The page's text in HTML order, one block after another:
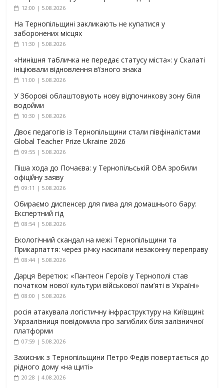
12:00 | 5.08.2026
На Тернопільщині закликають не купатися у
заборонених місцях
11:30 | 5.08.2026
«Нинішня табличка не передає статусу міста»: у Скалаті
ініціювали відновлення в’їзного знака
11:00 | 5.08.2026
У Зборові облаштовують нову відпочинкову зону біля
водойми
10:30 | 5.08.2026
Двоє педагогів із Тернопільщини стали півфіналістами
Global Teacher Prize Ukraine 2026
09:55 | 5.08.2026
Піша хода до Почаєва: у Тернопільській ОВА зробили
офіційну заяву
09:11 | 5.08.2026
Обираємо диспенсер для пива для домашнього бару:
Експертний гід
08:54 | 5.08.2026
Екологічний скандал на межі Тернопільщини та
Прикарпаття: через річку насипали незаконну переправу
08:44 | 5.08.2026
Дарця Веретюк: «Пантеон Героїв у Тернополі став
початком нової культури військової пам’яті в Україні»
08:00 | 5.08.2026
росія атакувала логістичну інфраструктуру на Київщині:
Укрзалізниця повідомила про загиблих біля залізничної
платформи
07:59 | 5.08.2026
Захисник з Тернопільщини Петро Федів повертається до
рідного дому «на щиті»
20:28 | 4.08.2026